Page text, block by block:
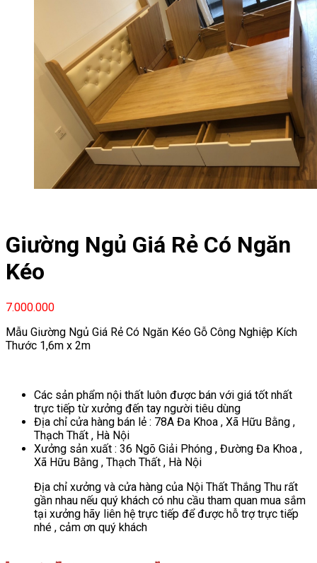
Giường Ngủ Giá Rẻ Có Ngăn
Kéo
7.000.000
Mẫu Giường Ngủ Giá Rẻ Có Ngăn Kéo Gỗ Công Nghiệp Kích
Thước 1,6m x 2m
Các sản phẩm nội thất luôn được bán với giá tốt nhất
trực tiếp từ xưởng đến tay người tiêu dùng
Địa chỉ cửa hàng bán lẻ : 78A Đa Khoa , Xã Hữu Bằng ,
Thạch Thất , Hà Nội
Xưởng sản xuất : 36 Ngõ Giải Phóng , Đường Đa Khoa ,
Xã Hữu Bằng , Thạch Thất , Hà Nội
Địa chỉ xưởng và cửa hàng của Nội Thất Thắng Thu rất
gần nhau nếu quý khách có nhu cầu tham quan mua sắm
tại xưởng hãy liên hệ trực tiếp để được hỗ trợ trực tiếp
nhé , cảm ơn quý khách